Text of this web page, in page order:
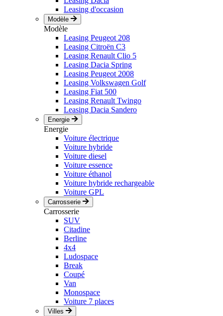
Leasing d'occasion
Modèle
Modèle
Leasing Peugeot 208
Leasing Citroën C3
Leasing Renault Clio 5
Leasing Dacia Spring
Leasing Peugeot 2008
Leasing Volkswagen Golf
Leasing Fiat 500
Leasing Renault Twingo
Leasing Dacia Sandero
Energie
Energie
Voiture électrique
Voiture hybride
Voiture diesel
Voiture essence
Voiture éthanol
Voiture hybride rechargeable
Voiture GPL
Carrosserie
Carrosserie
SUV
Citadine
Berline
4x4
Ludospace
Break
Coupé
Van
Monospace
Voiture 7 places
Villes